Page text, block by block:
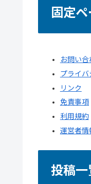
固定
お問い合
プライバ
リンク
免責事項
利用規約
運営者情
投稿一